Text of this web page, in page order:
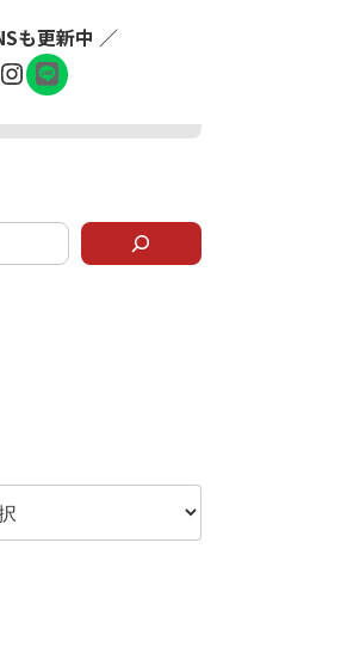
も更新中 ／
Instagram
ア
イ
コ
ン
リ